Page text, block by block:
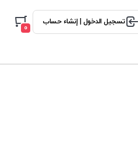
تسجيل الدخول | إنشاء حساب
0